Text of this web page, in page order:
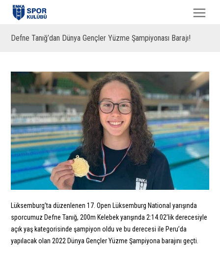
Defne Tanığ’dan Dünya Gençler Yüzme Şampiyonası Barajı!
Lüksemburg’ta düzenlenen 17. Open Lüksemburg National yarışında
sporcumuz Defne Tanığ, 200m Kelebek yarışında 2:14.02’lik derecesiyle
açık yaş kategorisinde şampiyon oldu ve bu derecesi ile Peru’da
yapılacak olan 2022 Dünya Gençler Yüzme Şampiyona barajını geçti.